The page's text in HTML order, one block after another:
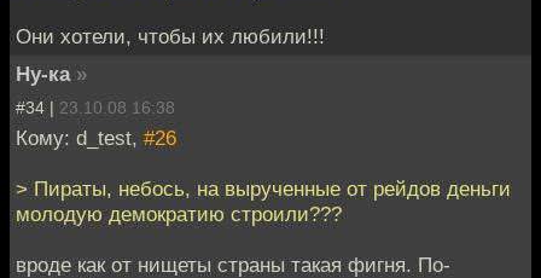
Они хотели, чтобы их любили!!!
Ну-ка »
#34 | 23.10.08 16:38
Кому: d_test, #26
> Пираты, небось, на вырученные от рейдов деньги
молодую демократию строили???
вроде как от нищеты страны такая фигня. По-